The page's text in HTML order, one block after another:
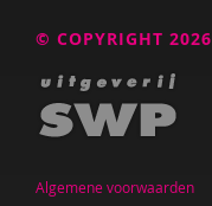
© COPYRIGHT 2026
Algemene voorwaarden